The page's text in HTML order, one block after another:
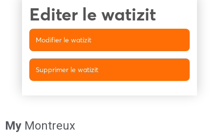
Editer le watizit
Modifier le watizit
Supprimer le watizit
My Montreux